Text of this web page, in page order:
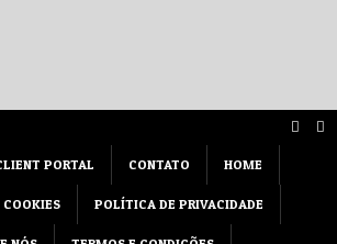
PORTAL CONTATO HOME
POLÍTICA DE PRIVACIDADE